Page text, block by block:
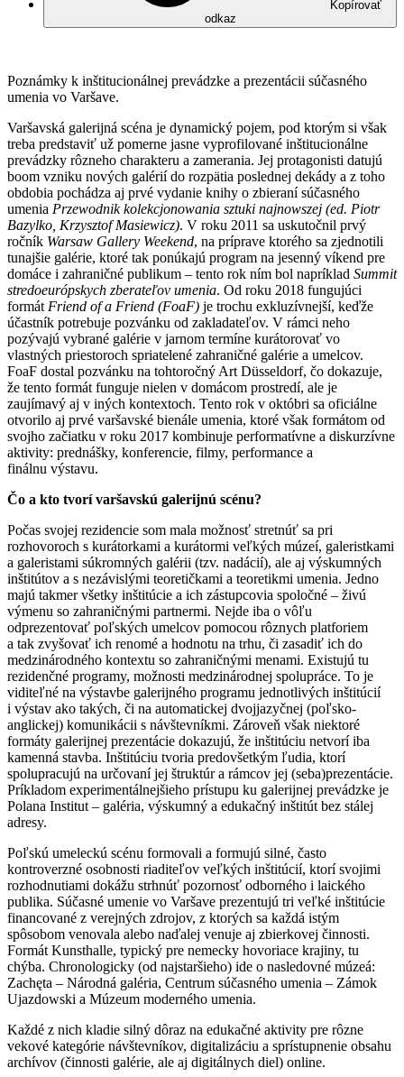
Kopírovať
odkaz
Poznámky k inštitucionálnej prevádzke a prezentácii súčasného
umenia vo Varšave.
Varšavská galerijná scéna je dynamický pojem, pod ktorým si však
treba predstaviť už pomerne jasne vyprofilované inštitucionálne
prevádzky rôzneho charakteru a zamerania. Jej protagonisti datujú
boom vzniku nových galérií do rozpätia poslednej dekády a z toho
obdobia pochádza aj prvé vydanie knihy o zbieraní súčasného
umenia Przewodnik kolekcjonowania sztuki najnowszej (ed. Piotr
Bazylko, Krzysztof Masiewicz). V roku 2011 sa uskutočnil prvý
ročník Warsaw Gallery Weekend, na príprave ktorého sa zjednotili
tunajšie galérie, ktoré tak ponúkajú program na jesenný víkend pre
domáce i zahraničné publikum – tento rok ním bol napríklad Summit
stredoeurópskych zberateľov umenia. Od roku 2018 fungujúci
formát Friend of a Friend (FoaF) je trochu exkluzívnejší, keďže
účastník potrebuje pozvánku od zakladateľov. V rámci neho
pozývajú vybrané galérie v jarnom termíne kurátorovať vo
vlastných priestoroch spriatelené zahraničné galérie a umelcov.
FoaF dostal pozvánku na tohtoročný Art Düsseldorf, čo dokazuje,
že tento formát funguje nielen v domácom prostredí, ale je
zaujímavý aj v iných kontextoch. Tento rok v októbri sa oficiálne
otvorilo aj prvé varšavské bienále umenia, ktoré však formátom od
svojho začiatku v roku 2017 kombinuje performatívne a diskurzívne
aktivity: prednášky, konferencie, filmy, performance a
finálnu výstavu.
Čo a kto tvorí varšavskú galerijnú scénu?
Počas svojej rezidencie som mala možnosť stretnúť sa pri
rozhovoroch s kurátorkami a kurátormi veľkých múzeí, galeristkami
a galeristami súkromných galérii (tzv. nadácií), ale aj výskumných
inštitútov a s nezávislými teoretičkami a teoretikmi umenia. Jedno
majú takmer všetky inštitúcie a ich zástupcovia spoločné – živú
výmenu so zahraničnými partnermi. Nejde iba o vôľu
odprezentovať poľských umelcov pomocou rôznych platforiem
a tak zvyšovať ich renomé a hodnotu na trhu, či zasadiť ich do
medzinárodného kontextu so zahraničnými menami. Existujú tu
rezidenčné programy, možnosti medzinárodnej spolupráce. To je
viditeľné na výstavbe galerijného programu jednotlivých inštitúcií
i výstav ako takých, či na automatickej dvojjazyčnej (poľsko-
anglickej) komunikácii s návštevníkmi. Zároveň však niektoré
formáty galerijnej prezentácie dokazujú, že inštitúciu netvorí iba
kamenná stavba. Inštitúciu tvoria predovšetkým ľudia, ktorí
spolupracujú na určovaní jej štruktúr a rámcov jej (seba)prezentácie.
Príkladom experimentálnejšieho prístupu ku galerijnej prevádzke je
Polana Institut – galéria, výskumný a edukačný inštitút bez stálej
adresy.
Poľskú umeleckú scénu formovali a formujú silné, často
kontroverzné osobnosti riaditeľov veľkých inštitúcií, ktorí svojimi
rozhodnutiami dokážu strhnúť pozornosť odborného i laického
publika. Súčasné umenie vo Varšave prezentujú tri veľké inštitúcie
financované z verejných zdrojov, z ktorých sa každá istým
spôsobom venovala alebo naďalej venuje aj zbierkovej činnosti.
Formát Kunsthalle, typický pre nemecky hovoriace krajiny, tu
chýba. Chronologicky (od najstaršieho) ide o nasledovné múzeá:
Zachęta – Národná galéria, Centrum súčasného umenia – Zámok
Ujazdowski a Múzeum moderného umenia.
Každé z nich kladie silný dôraz na edukačné aktivity pre rôzne
vekové kategórie návštevníkov, digitalizáciu a sprístupnenie obsahu
archívov (činnosti galérie, ale aj digitálnych diel) online.